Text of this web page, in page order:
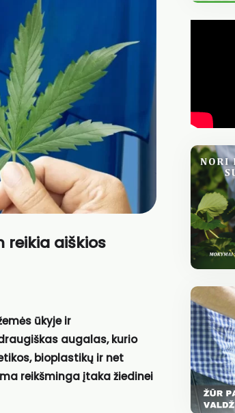
reikia aiškios
ūkyje ir
augalas, kurio
bioplastikų ir net
reikšminga įtaka žiedinei